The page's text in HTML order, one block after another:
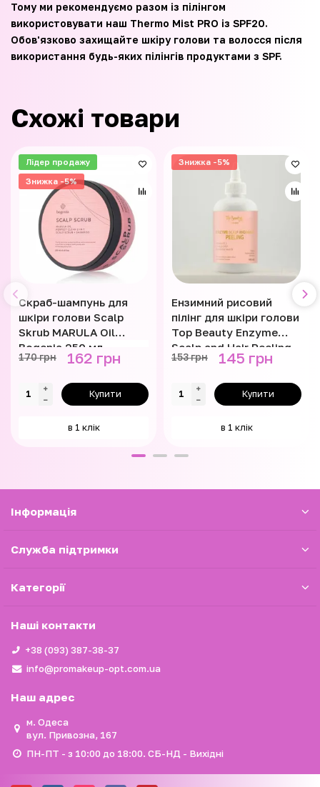
Тому ми рекомендуємо разом із пілінгом
використовувати наш Thermo Mist PRO із SPF20.
Обов'язково захищайте шкіру голови та волосся після
використання будь-яких пілінгів продуктами з SPF.
Схожі товари
Лідер продажу
Знижка -5%
Скраб-шампунь для
шкіри голови Scalp
Skrub MARULA Oil
Bogenia 250 мл
170 грн 162 грн
Купити
в 1 клік
Знижка -5%
Ензимний рисовий
пілінг для шкіри голови
Top Beauty Enzyme
Scalp and Hair Peeling
100 мл
153 грн 145 грн
Купити
в 1 клік
Iнформація
Служба підтримки
Категорії
Наші контакти
+38 (093) 387-38-37
info@promakeup-opt.com.ua
Наш адрес
м. Одеса
вул. Привозна, 167
ПН-ПТ - з 10:00 до 18:00. СБ-НД - Вихідні